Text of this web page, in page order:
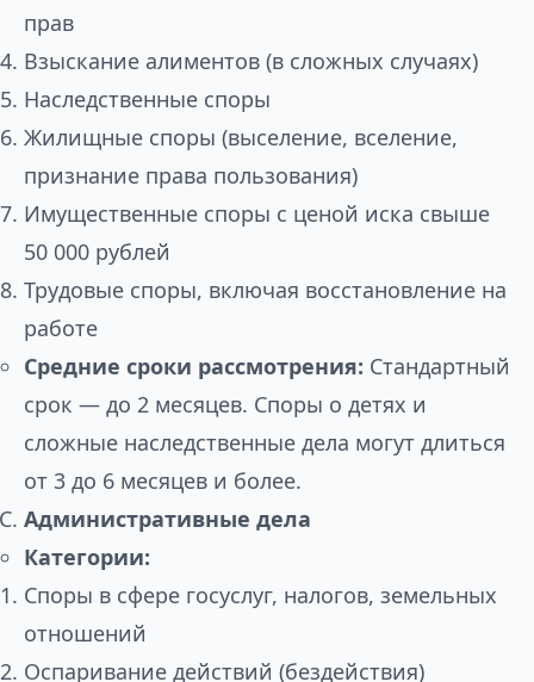
прав
Взыскание алиментов (в сложных случаях)
Наследственные споры
Жилищные споры (выселение, вселение,
признание права пользования)
Имущественные споры с ценой иска свыше
50 000 рублей
Трудовые споры, включая восстановление на
работе
Средние сроки рассмотрения: Стандартный
срок — до 2 месяцев. Споры о детях и
сложные наследственные дела могут длиться
от 3 до 6 месяцев и более.
Административные дела
Категории:
Споры в сфере госуслуг, налогов, земельных
отношений
Оспаривание действий (бездействия)